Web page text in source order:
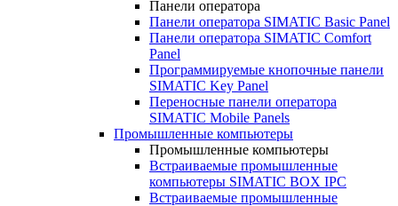
Панели оператора
Панели оператора SIMATIC Basic Panel
Панели оператора SIMATIC Comfort
Panel
Программируемые кнопочные панели
SIMATIC Key Panel
Переносные панели оператора
SIMATIC Mobile Panels
Промышленные компьютеры
Промышленные компьютеры
Встраиваемые промышленные
компьютеры SIMATIC BOX IPC
Встраиваемые промышленные